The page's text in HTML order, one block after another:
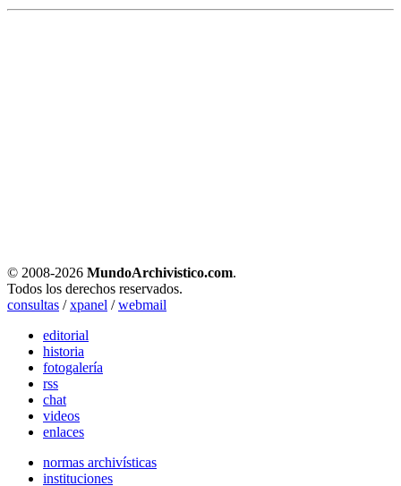
© 2008-2026 MundoArchivistico.com.
Todos los derechos reservados.
consultas /xpanel /webmail
editorial
historia
fotogalería
rss
chat
videos
enlaces
normas archivísticas
instituciones